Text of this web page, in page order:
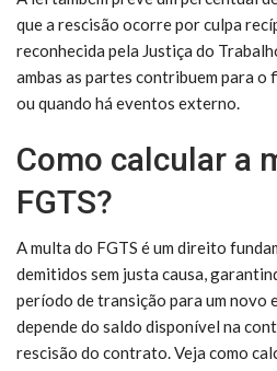
que a rescisão ocorre por culpa
reconhecida pela Justiça do
ambas as partes contribuem para
ou quando há eventos externo.
Como calcular a
FGTS?
A multa do FGTS é um direito
demitidos sem justa causa,
período de transição para um novo
depende do saldo disponível na
rescisão do contrato. Veja como